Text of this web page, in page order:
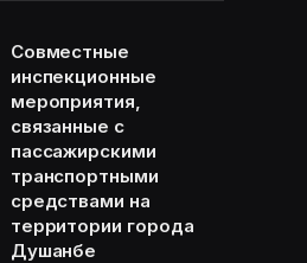
Совместные
инспекционные
мероприятия,
связанные с
пассажирскими
транспортными
средствами на
территории города
Душанбе